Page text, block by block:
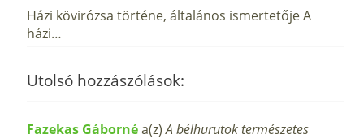
Házi kövirózsa történe, általános ismertetője A
házi…
Utolsó hozzászólások:
Fazekas Gábornéa(z)A bélhurutok természetes